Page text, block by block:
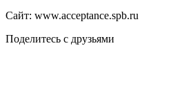
Сайт: www.acceptance.spb.ru
Поделитесь с друзьями